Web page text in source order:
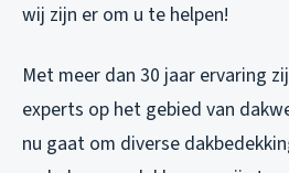
wij zijn er om u te helpen!
Met meer dan 30 jaar ervaring
experts op het gebied van
nu gaat om diverse